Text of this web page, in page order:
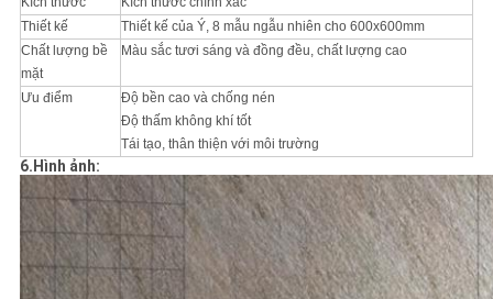
Thiết kế
Thiết kế của Ý, 8 mẫu ngẫu nhiên cho 600x600mm
Chất lượng bề
mặt
Màu sắc tươi sáng và đồng đều, chất lượng cao
Ưu điểm
Độ bền cao và chống nén
Độ thấm không khí tốt
Tái tạo, thân thiện với môi trường
6.Hình ảnh: